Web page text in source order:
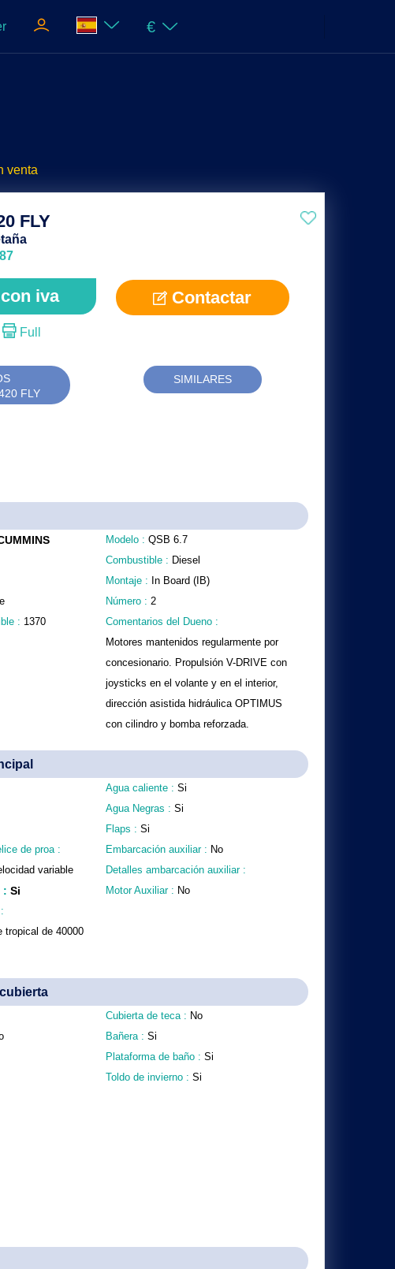
€
venta
FLY
con iva Contactar
Full
FLY
SIMILARES
: 1370
Modelo : QSB 6.7
Combustible : Diesel
Montaje : In Board (IB)
Número : 2
Comentarios del Dueno :
Motores mantenidos regularmente por
concesionario. Propulsión V-DRIVE con
joysticks en el volante y en el interior,
dirección asistida hidráulica OPTIMUS
con cilindro y bomba reforzada.
de proa :
variable
: Si
tropical de 40000
Agua caliente : Si
Agua Negras : Si
Flaps : Si
Embarcación auxiliar : No
Detalles ambarcación auxiliar :
Motor Auxiliar : No
Cubierta de teca : No
Bañera : Si
Plataforma de baño : Si
Toldo de invierno : Si